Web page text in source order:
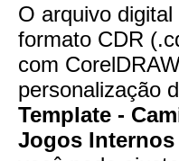
O arquivo
formato CDR
com
personalização
Template -
Jogos Internos